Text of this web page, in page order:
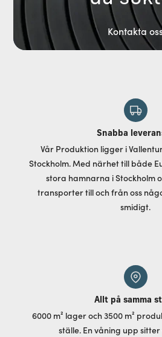
Kontakta
Snabba
Vår Produktion ligger i
Stockholm. Med närhet till både
stora hamnarna i Stockholm
transporter till och från oss
smidigt.
Allt på samma
6000 m² lager och 3500 m²
ställe. En våning upp